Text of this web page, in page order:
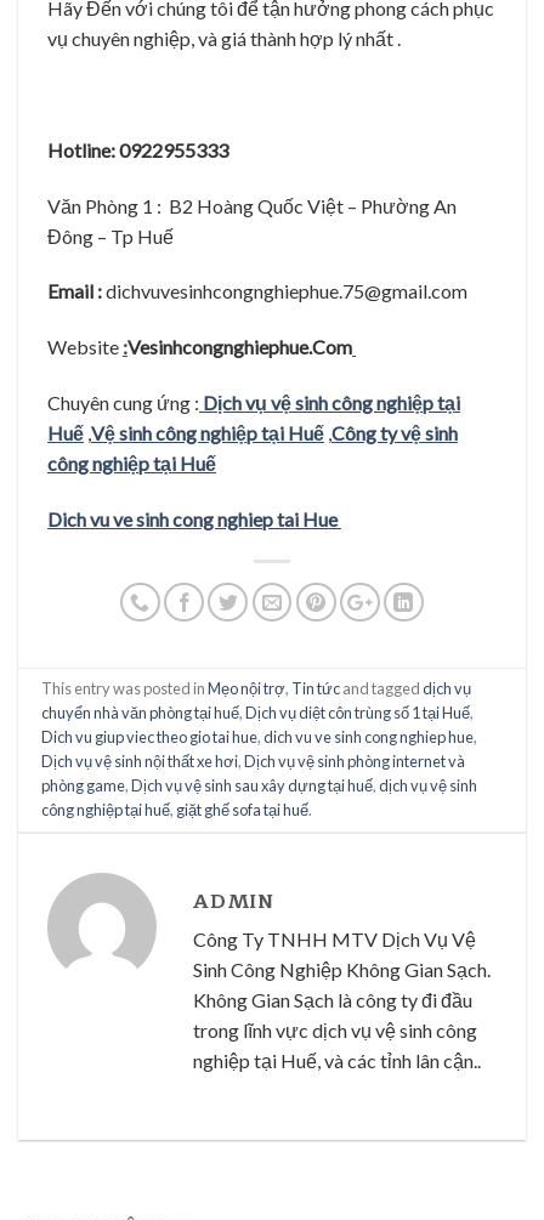
Hãy Đến với chúng tôi để tận hưởng phong cách phục
vụ chuyên nghiệp, và giá thành hợp lý nhất .
Hotline: 0922955333
Văn Phòng 1 : B2 Hoàng Quốc Việt – Phường An
Đông – Tp Huế
Email :dichvuvesinhcongnghiephue.75@gmail.com
Website :Vesinhcongnghiephue.Com
Chuyên cung ứng : Dịch vụ vệ sinh công nghiệp tại
Huế ,Vệ sinh công nghiệp tại Huế ,Công ty vệ sinh
công nghiệp tại Huế
Dich vu ve sinh cong nghiep tai Hue
This entry was posted inMẹo nội trợ, Tin tứcand taggeddịch vụ
chuyển nhà văn phòng tại huế,Dịch vụ diệt côn trùng số 1 tại Huế,
Dich vu giup viec theo gio tai hue,dich vu ve sinh cong nghiep hue,
Dịch vụ vệ sinh nội thất xe hơi,Dịch vụ vệ sinh phòng internet và
phòng game,Dịch vụ vệ sinh sau xây dựng tại huế,dịch vụ vệ sinh
công nghiệp tại huế, giặt ghế sofa tại huế.
ADMIN
Công Ty TNHH MTV Dịch Vụ Vệ
Sinh Công Nghiệp Không Gian Sạch.
Không Gian Sạch là công ty đi đầu
trong lĩnh vực dịch vụ vệ sinh công
nghiệp tại Huế, và các tỉnh lân cận..